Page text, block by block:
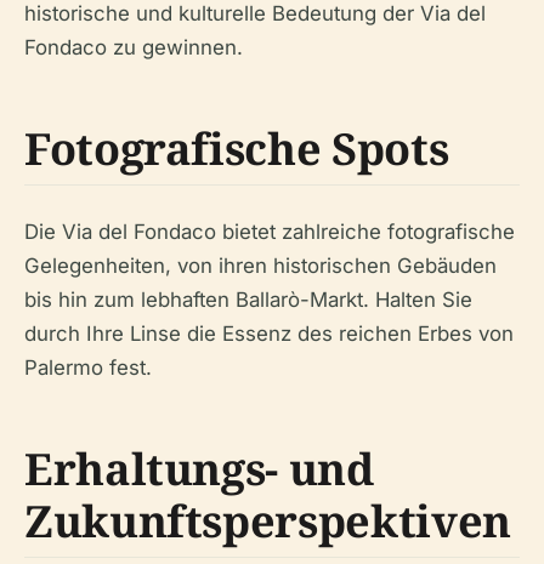
historische und kulturelle Bedeutung der Via del
Fondaco zu gewinnen.
Fotografische Spots
Die Via del Fondaco bietet zahlreiche fotografische
Gelegenheiten, von ihren historischen Gebäuden
bis hin zum lebhaften Ballarò-Markt. Halten Sie
durch Ihre Linse die Essenz des reichen Erbes von
Palermo fest.
Erhaltungs- und
Zukunftsperspektiven